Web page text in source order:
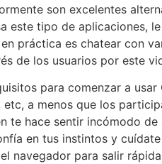
son excelentes
este tipo de aplicaciones,
práctica es chatear con
de los usuarios por este
para comenzar a
etc, a menos que los
te hace sentir incómodo
en tus instintos y
navegador para salir